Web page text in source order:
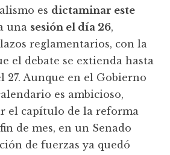
es dictaminar este
una sesión el día 26,
reglamentarios, con la
el debate se extienda hasta
27. Aunque en el Gobierno
es ambicioso,
el capítulo de la reforma
de mes, en un Senado
de fuerzas ya quedó